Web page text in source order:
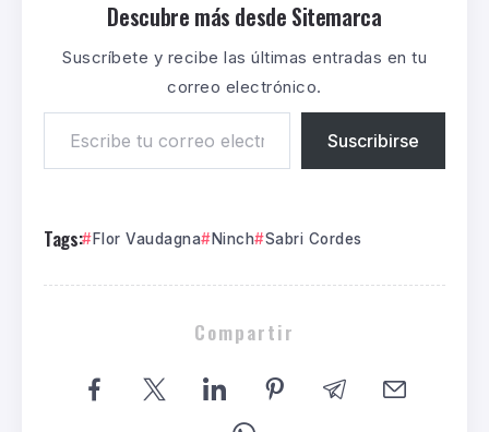
Descubre más desde Sitemarca
Suscríbete y recibe las últimas entradas en tu
correo electrónico.
Suscribirse
Tags: Flor Vaudagna Ninch Sabri Cordes
Compartir